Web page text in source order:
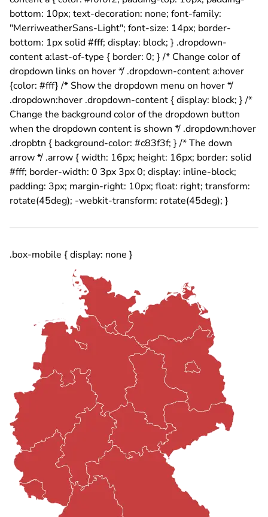
bottom: 10px; text-decoration: none; font-family:
"MerriweatherSans-Light"; font-size: 14px; border-
bottom: 1px solid #fff; display: block; } .dropdown-
content a:last-of-type { border: 0; } /* Change color of
dropdown links on hover */ .dropdown-content a:hover
{color: #fff} /* Show the dropdown menu on hover */
.dropdown:hover .dropdown-content { display: block; } /*
Change the background color of the dropdown button
when the dropdown content is shown */ .dropdown:hover
.dropbtn { background-color: #c83f3f; } /* The down
arrow */ .arrow { width: 16px; height: 16px; border: solid
#fff; border-width: 0 3px 3px 0; display: inline-block;
padding: 3px; margin-right: 10px; float: right; transform:
rotate(45deg); -webkit-transform: rotate(45deg); }
.box-mobile { display: none }